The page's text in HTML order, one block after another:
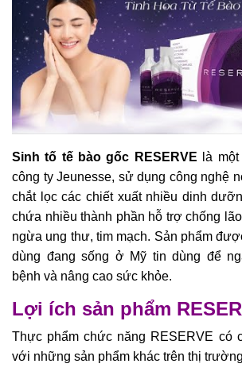
Sinh tố tế bào gốc RESERVE là
công ty Jeunesse, sử dụng công nghệ
chắt lọc các chiết xuất nhiều dinh
chứa nhiều thành phần hỗ trợ chống
ngừa ung thư, tim mạch. Sản phẩm
dùng đang sống ở Mỹ tin dùng để
bệnh và nâng cao sức khỏe.
Lợi ích sản phẩm
Thực phẩm chức năng RESERVE có
với những sản phẩm khác trên thị